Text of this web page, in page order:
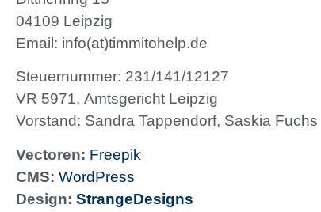
04109 Leipzig
Email: info(at)timmitohelp.de
Steuernummer: 231/141/12127
VR 5971, Amtsgericht Leipzig
Vorstand: Sandra Tappendorf, Saskia Fuchs
Vectoren: Freepik
CMS: WordPress
Design: StrangeDesigns